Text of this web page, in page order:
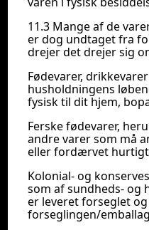
11.3 Mange af de
er dog undtaget fra
drejer det drejer sig
Fødevarer,
husholdningens
fysisk til dit hjem,
Ferske fødevarer,
andre varer som må
eller fordærvet
Kolonial- og
som af sundheds- og
er leveret forseglet
forseglingen/